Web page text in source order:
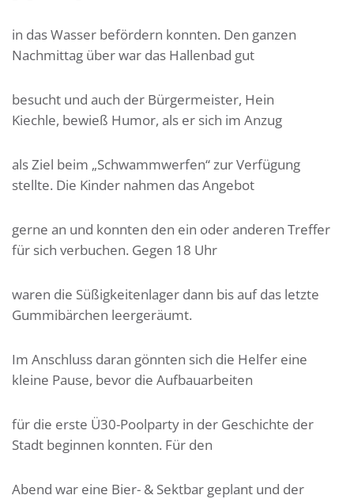
in das Wasser befördern konnten. Den ganzen
Nachmittag über war das Hallenbad gut
besucht und auch der Bürgermeister, Hein
Kiechle, bewieß Humor, als er sich im Anzug
als Ziel beim „Schwammwerfen“ zur Verfügung
stellte. Die Kinder nahmen das Angebot
gerne an und konnten den ein oder anderen Treffer
für sich verbuchen. Gegen 18 Uhr
waren die Süßigkeitenlager dann bis auf das letzte
Gummibärchen leergeräumt.
Im Anschluss daran gönnten sich die Helfer eine
kleine Pause, bevor die Aufbauarbeiten
für die erste Ü30-Poolparty in der Geschichte der
Stadt beginnen konnten. Für den
Abend war eine Bier- & Sektbar geplant und der